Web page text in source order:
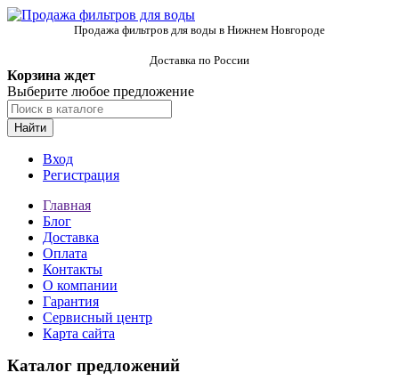
Продажа фильтров для воды в Нижнем Новгороде
Доставка по России
Корзина ждет
Выберите любое предложение
Найти
Вход
Регистрация
Главная
Блог
Доставка
Оплата
Контакты
О компании
Гарантия
Сервисный центр
Карта сайта
Каталог предложений